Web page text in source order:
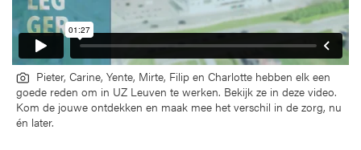
Pieter, Carine, Yente, Mirte, Filip en Charlotte hebben elk een
goede reden om in UZ Leuven te werken. Bekijk ze in deze video.
Kom de jouwe ontdekken en maak mee het verschil in de zorg, nu
én later.